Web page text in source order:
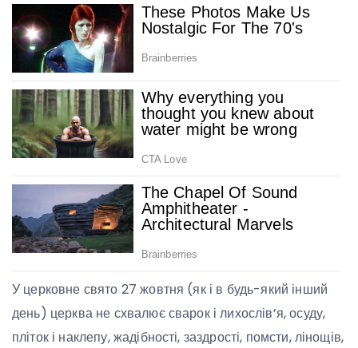
У церковне свято 27 жовтня (як і в будь-який інший
день) церква не схвалює сварок і лихослів’я, осуду,
пліток і наклепу, жадібності, заздрості, помсти, лінощів,